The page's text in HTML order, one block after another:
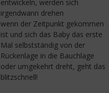
entwickeln, werden sich
irgendwann drehen
wenn der Zeitpunkt gekommen
ist und sich das Baby das erste
Mal selbstständig von der
Rückenlage in die Bauchlage
oder umgekehrt dreht, geht das
blitzschnell!